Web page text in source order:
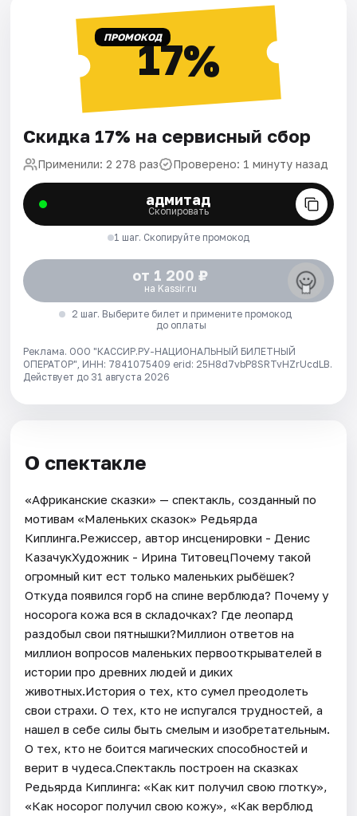
ПРОМОКОД17%
Скидка 17% на сервисный сбор
Применили: 2 278 раз Проверено: 1 минуту назад
адмитад
Скопировать
1 шаг. Скопируйте промокод
от 1 200 ₽
на Kassir.ru
2 шаг. Выберите билет и примените промокод
до оплаты
Реклама. ООО "КАССИР.РУ-НАЦИОНАЛЬНЫЙ БИЛЕТНЫЙ
ОПЕРАТОР", ИНН: 7841075409 erid: 25H8d7vbP8SRTvHZrUcdLB.
Действует до 31 августа 2026
О спектакле
«Африканские сказки» — спектакль, созданный по
мотивам «Маленьких сказок» Редьярда
Киплинга.Режиссер, автор инсценировки - Денис
КазачукХудожник - Ирина ТитовецПочему такой
огромный кит ест только маленьких рыбёшек?
Откуда появился горб на спине верблюда? Почему у
носорога кожа вся в складочках? Где леопард
раздобыл свои пятнышки?Миллион ответов на
миллион вопросов маленьких первооткрывателей в
истории про древних людей и диких
животных.История о тех, кто сумел преодолеть
свои страхи. О тех, кто не испугался трудностей, а
нашел в себе силы быть смелым и изобретательным.
О тех, кто не боится магических способностей и
верит в чудеса.Спектакль построен на сказках
Редьярда Киплинга: «Как кит получил свою глотку»,
«Как носорог получил свою кожу», «Как верблюд